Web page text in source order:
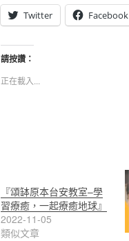
Twitter
Facebook
請按讚：
正在載入...
『頌缽原本台安教室–學
習療癒，一起療癒地球』
2022-11-05
類似文章